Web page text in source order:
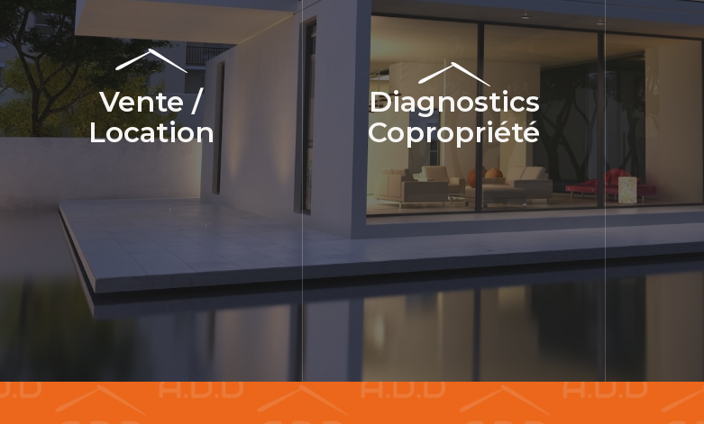
Vente /
Location
Diagnostics
Copropriété